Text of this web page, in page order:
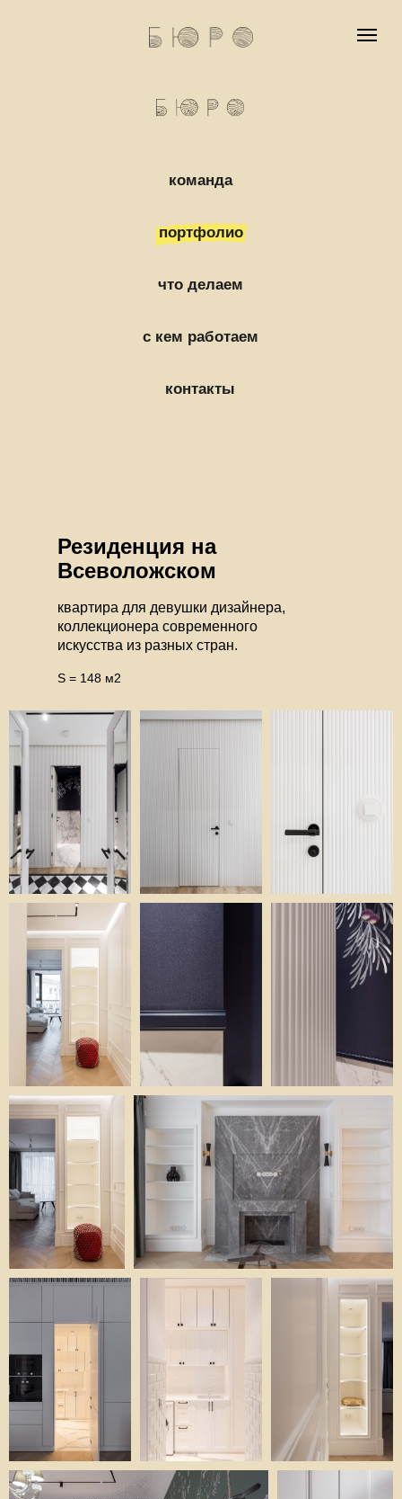
команда
что делаем
с кем работаем
портфолио
что делаем
с кем работаем
контакты
команда
Резиденция на
Всеволожском
квартира для девушки дизайнера,
коллекционера современного
искусства из разных стран.
S = 148 м2